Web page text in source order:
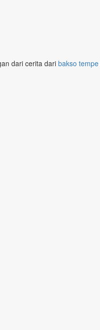
dari cerita daribakso tempe